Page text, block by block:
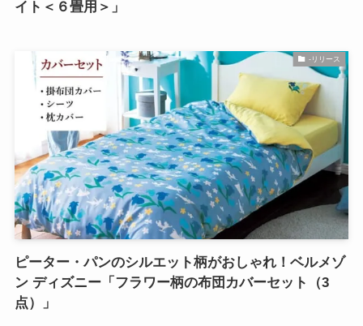
イト＜６畳用＞」
-リリース
ピーター・パンのシルエット柄がおしゃれ！ベルメゾ
ン ディズニー「フラワー柄の布団カバーセット（3
点）」